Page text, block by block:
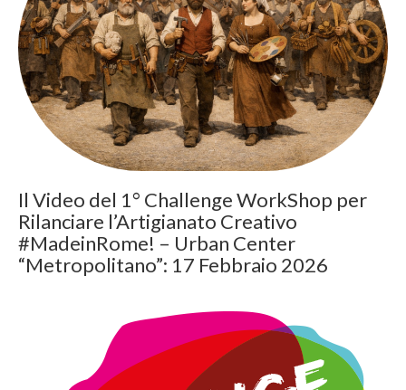
Il Video del 1° Challenge WorkShop per
Rilanciare l’Artigianato Creativo
#MadeinRome! – Urban Center
“Metropolitano”: 17 Febbraio 2026